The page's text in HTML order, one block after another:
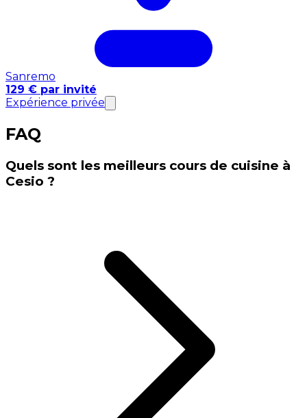
Sanremo
129 € par invité
Expérience privée
FAQ
Quels sont les meilleurs cours de cuisine à
Cesio ?